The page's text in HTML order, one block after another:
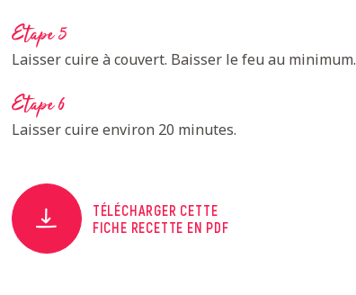
Etape 5
Laisser cuire à couvert. Baisser le feu au minimum.
Etape 6
Laisser cuire environ 20 minutes.
TÉLÉCHARGER CETTE
FICHE RECETTE EN PDF